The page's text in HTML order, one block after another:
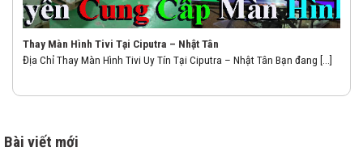
Thay Màn Hình Tivi Tại Ciputra – Nhật Tân
Địa Chỉ Thay Màn Hình Tivi Uy Tín Tại Ciputra – Nhật Tân Bạn đang [...]
Bài viết mới